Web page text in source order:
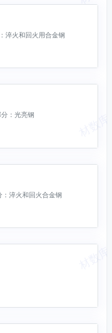
淬火和回火用合金钢
：光亮钢
淬火和回火合金钢